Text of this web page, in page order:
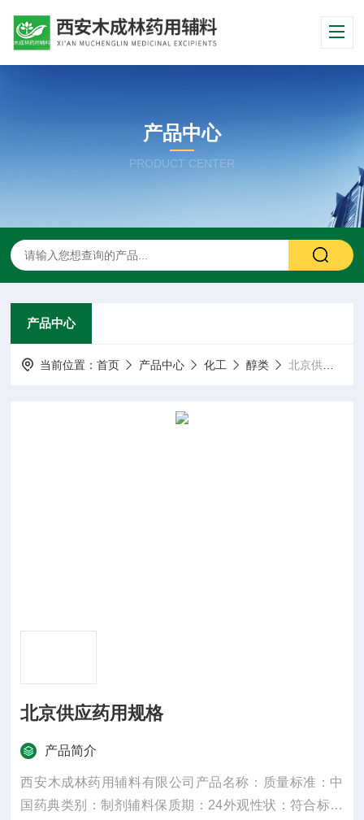
产品中心
PRODUCT CENTER
产品中心
当前位置：首页 产品中心 化工 醇类 北京供应药用规格
北京供应药用规格
产品简介
西安木成林药用辅料有限公司产品名称：质量标准：中
国药典类别：制剂辅料保质期：24外观性状：符合标准